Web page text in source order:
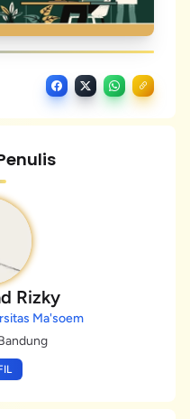
Rizky
Ma'soem